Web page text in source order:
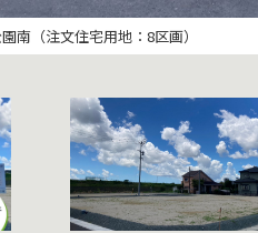
南（注文住宅用地：8区画）
南（注文住宅用地：8区画）
ナス武蔵塚公園南（南側：幅員約4.0
ナス武蔵塚公園南（西側：幅員約5.0
木”で、スタイリッシュな外観。
用した家。木の香りや心地よい肌ざ
棟に限定し、お客様にご満足いた
瞬間を共に紡いでいます。
は、本社の博多区東比恵から60分
ならではの仕様として「ガス温水
気を保つことができ、肌や喉の乾燥
衣類乾燥機「乾太くん」を標準装備
ディーに乾くので家事の時短へと繋
ズ） エコジョーズでは、今まで使
沸かせるのです。
イン賞を受賞しております。経験豊富
賞】住まい手にとって心地よく、環
ース・浴室・ガス衣類乾燥機 乾太
ス・授乳室を完備。どのお部屋か